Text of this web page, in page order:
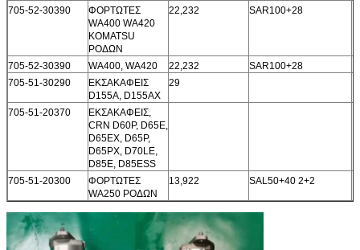
705-52-30390
ΦΟΡΤΩΤΕΣ
WA400 WA420
KOMATSU
ΡΟΔΩΝ
22,232 SAR100+28
705-52-30390 WA400, WA420 22,232
SAR100+28
705-51-30290
ΕΚΣΑΚΑΦΕΙΣ
D155A, D155AX
29
705-51-20370
ΕΚΣΑΚΑΦΕΙΣ,
CRN D60P, D65E,
D65EX, D65P,
D65PX, D70LE,
D85E, D85ESS
705-51-20300
ΦΟΡΤΩΤΕΣ
WA250 ΡΟΔΩΝ
13,922 SAL50+40 2+2